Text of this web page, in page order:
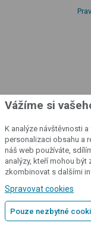
Vážíme si
K analýze návštěvnosti
personalizaci obsahu a
náš web používáte,
analýzy, kteří mohou být
zkombinovat s dalšími
Spravovat cookies
Pouze nezbytné